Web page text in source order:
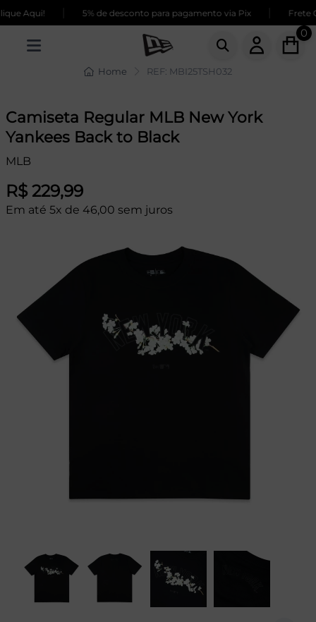
Aqui! 5% de desconto para pagamento via Pix Frete
0
Home REF: MBI25TSH032
Camiseta Regular MLB New York
Yankees Back to Black
MLB
R$ 229,99
Em até 5x de 46,00 sem juros